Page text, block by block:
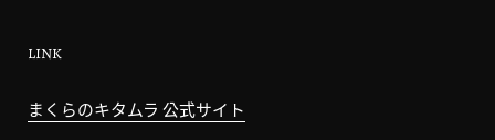
LINK
まくらのキタムラ 公式サイト